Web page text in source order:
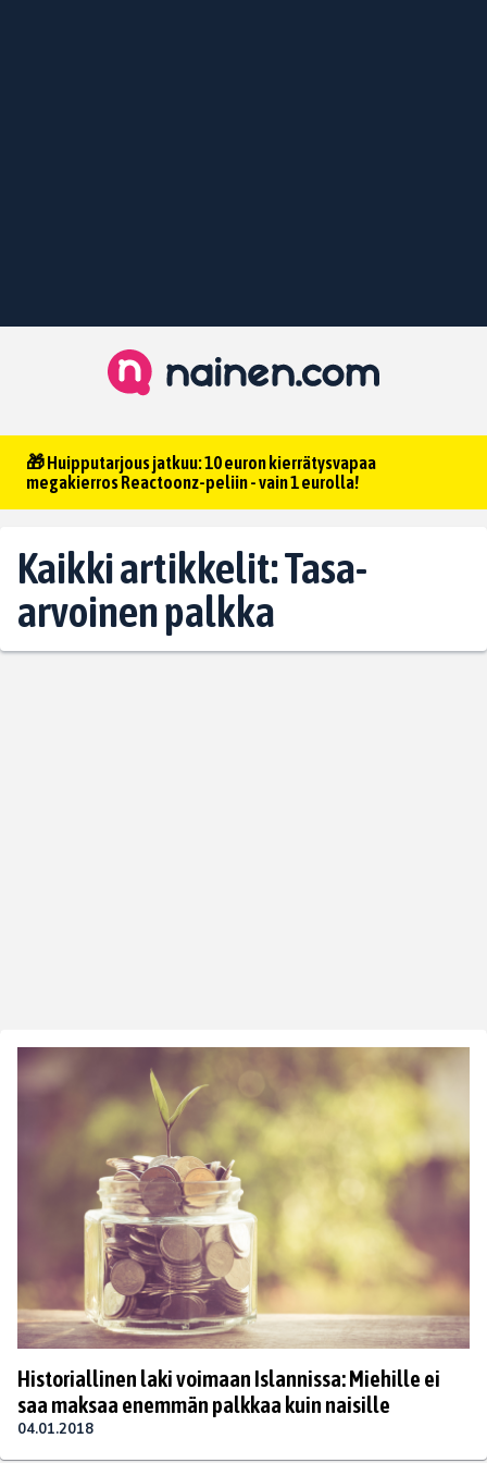
🎁 Huipputarjous jatkuu: 10 euron kierrätysvapaa
megakierros Reactoonz-peliin - vain 1 eurolla!
Kaikki artikkelit: Tasa-
arvoinen palkka
Historiallinen laki voimaan Islannissa: Miehille ei
saa maksaa enemmän palkkaa kuin naisille
04.01.2018